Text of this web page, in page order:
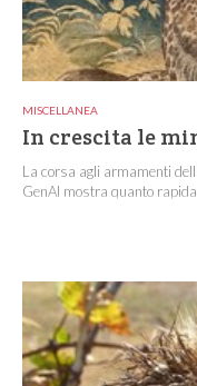
MISCELLANEA
In crescita le
La corsa agli armamenti
GenAI mostra quanto